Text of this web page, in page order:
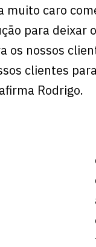
muito caro
para deixar
os nossos
clientes
Rodrigo.